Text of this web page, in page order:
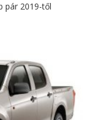
pár 2019-től